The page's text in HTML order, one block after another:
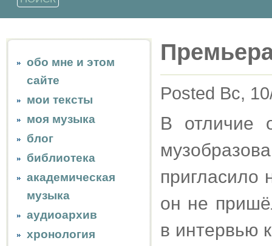
обо мне и этом
сайте
мои тексты
моя музыка
блог
библиотека
академическая
музыка
аудиоархив
хронология
Posted Вс,
В отличие
пригласило
он не
в интервью